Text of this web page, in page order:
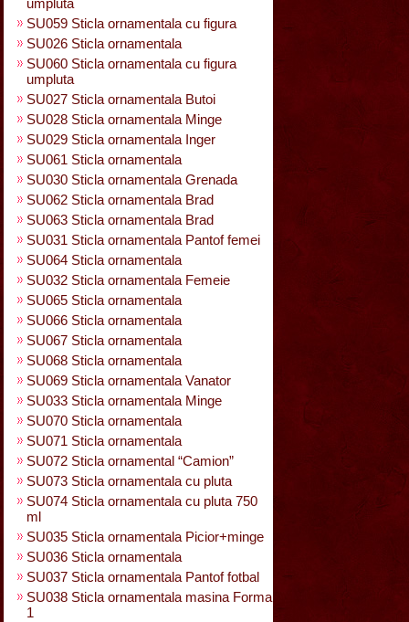
umpluta
SU059 Sticla ornamentala cu figura
SU026 Sticla ornamentala
SU060 Sticla ornamentala cu figura
umpluta
SU027 Sticla ornamentala Butoi
SU028 Sticla ornamentala Minge
SU029 Sticla ornamentala Inger
SU061 Sticla ornamentala
SU030 Sticla ornamentala Grenada
SU062 Sticla ornamentala Brad
SU063 Sticla ornamentala Brad
SU031 Sticla ornamentala Pantof femei
SU064 Sticla ornamentala
SU032 Sticla ornamentala Femeie
SU065 Sticla ornamentala
SU066 Sticla ornamentala
SU067 Sticla ornamentala
SU068 Sticla ornamentala
SU069 Sticla ornamentala Vanator
SU033 Sticla ornamentala Minge
SU070 Sticla ornamentala
SU071 Sticla ornamentala
SU072 Sticla ornamental “Camion”
SU073 Sticla ornamentala cu pluta
SU074 Sticla ornamentala cu pluta 750
ml
SU035 Sticla ornamentala Picior+minge
SU036 Sticla ornamentala
SU037 Sticla ornamentala Pantof fotbal
SU038 Sticla ornamentala masina Forma
1